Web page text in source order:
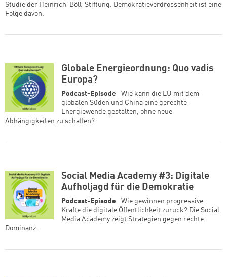
Studie der Heinrich-Böll-Stiftung. Demokratieverdrossenheit ist eine
Folge davon.
Globale Energieordnung: Quo vadis
Europa?
Podcast-Episode
Wie kann die EU mit dem
globalen Süden und China eine gerechte
Energiewende gestalten, ohne neue
Abhängigkeiten zu schaffen?
Social Media Academy #3: Digitale
Aufholjagd für die Demokratie
Podcast-Episode
Wie gewinnen progressive
Kräfte die digitale Öffentlichkeit zurück? Die Social
Media Academy zeigt Strategien gegen rechte
Dominanz.